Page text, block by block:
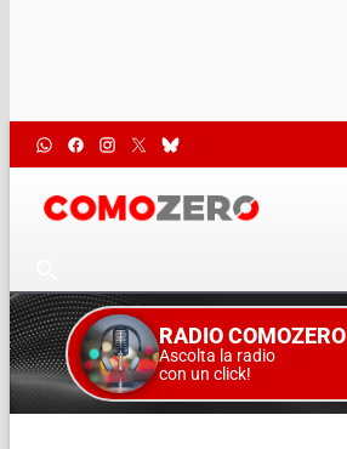
RADIO COMOZERO
Ascolta la radio
con un click!